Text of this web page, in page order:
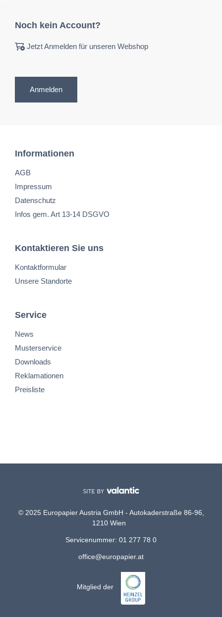
Noch kein Account?
Jetzt Anmelden für unseren Webshop
Anmelden
Informationen
AGB
Impressum
Datenschutz
Infos gem. Art 13-14 DSGVO
Kontaktieren Sie uns
Kontaktformular
Unsere Standorte
Service
News
Musterservice
Downloads
Reklamationen
Preisliste
© 2025 Europapier Austria GmbH - Autokaderstraße 86-96,
1210 Wien
Servicenummer: 01 277 78 0
office@europapier.at
Mitglied der